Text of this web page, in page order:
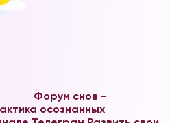
Форум снов -
осознанных